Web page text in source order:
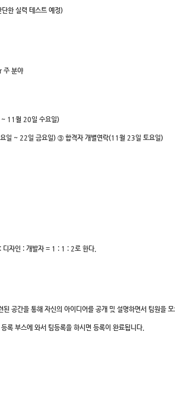
한 실력 테스트 예정)
주 분야
11월 20일 수요일)
일 ~ 22일 금요일) ③ 합격자 개별연락(11월 23일 토요일)
디자인 : 개발자 = 1 : 1 : 2로 한다.
공간을 통해 자신의 아이디어를 공개 및 설명하면서 팀원을 모
록 부스에 와서 팀등록을 하시면 등록이 완료됩니다.